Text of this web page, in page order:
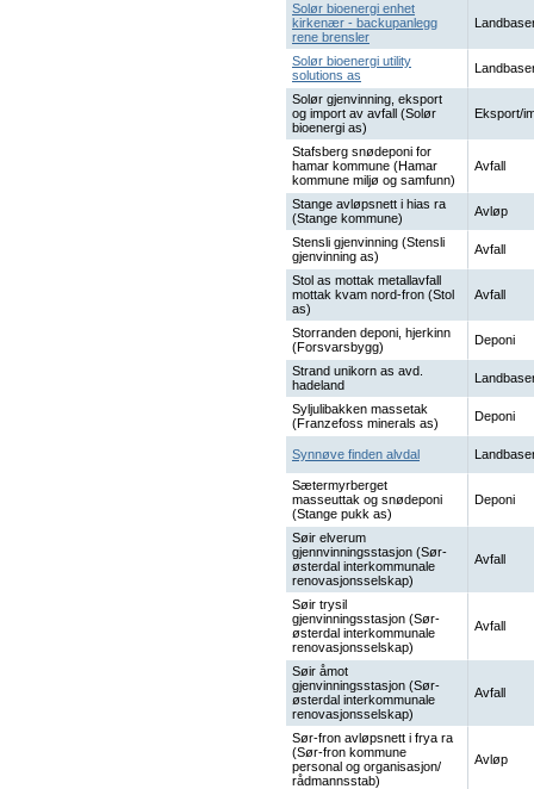
Solør bioenergi enhet
kirkenær - backupanlegg
rene brensler
Solør bioenergi utility
solutions as
Solør gjenvinning, eksport
og import av avfall (Solør
bioenergi as)
Eksport/
Stafsberg snødeponi for
hamar kommune (Hamar
kommune miljø og samfunn)
Avfall
Stange avløpsnett i hias ra
(Stange kommune)
Avløp
Stensli gjenvinning (Stensli
gjenvinning as)
Avfall
Stol as mottak metallavfall
mottak kvam nord-fron (Stol
as)
Avfall
Storranden deponi, hjerkinn
(Forsvarsbygg)
Deponi
Strand unikorn as avd.
hadeland
Syljulibakken massetak
(Franzefoss minerals as)
Deponi
Synnøve finden alvdal
Sætermyrberget
masseuttak og snødeponi
(Stange pukk as)
Deponi
Søir elverum
gjennvinningsstasjon (Sør-
østerdal interkommunale
renovasjonsselskap)
Avfall
Søir trysil
gjenvinningsstasjon (Sør-
østerdal interkommunale
renovasjonsselskap)
Avfall
Søir åmot
gjenvinningsstasjon (Sør-
østerdal interkommunale
renovasjonsselskap)
Avfall
Sør-fron avløpsnett i frya ra
(Sør-fron kommune
personal og organisasjon/
rådmannsstab)
Avløp